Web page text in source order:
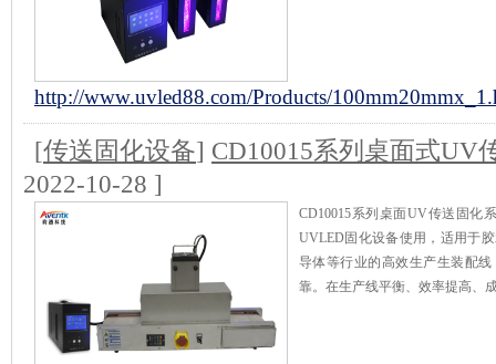
http://www.uvled88.com/Products/
[传送固化设备] CD10015系列桌面式UV
2022-10-28 ]
CD10015系列桌面UV传送固化
UVLED固化设备使用，适用于
导体等行业的高效生产生装配
靠。在生产线平衡、效率提高、